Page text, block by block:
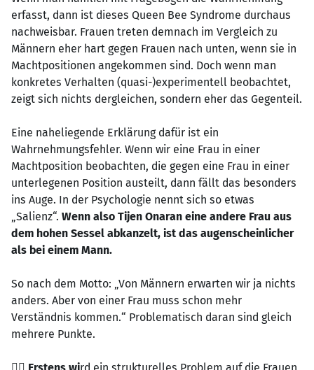
erfasst, dann ist dieses Queen Bee Syndrome durchaus
nachweisbar. Frauen treten demnach im Vergleich zu
Männern eher hart gegen Frauen nach unten, wenn sie in
Machtpositionen angekommen sind. Doch wenn man
konkretes Verhalten (quasi-)experimentell beobachtet,
zeigt sich nichts dergleichen, sondern eher das Gegenteil.
Eine naheliegende Erklärung dafür ist ein
Wahrnehmungsfehler. Wenn wir eine Frau in einer
Machtposition beobachten, die gegen eine Frau in einer
unterlegenen Position austeilt, dann fällt das besonders
ins Auge. In der Psychologie nennt sich so etwas
„Salienz“. Wenn also Tijen Onaran eine andere Frau aus
dem hohen Sessel abkanzelt, ist das augenscheinlicher
als bei einem Mann.
So nach dem Motto: „Von Männern erwarten wir ja nichts
anders. Aber von einer Frau muss schon mehr
Verständnis kommen.“ Problematisch daran sind gleich
mehrere Punkte.